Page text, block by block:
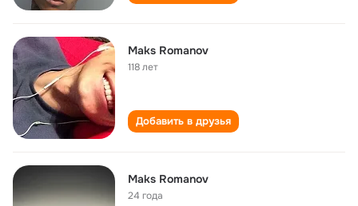
Maks Romanov
118 лет
Добавить в друзья
Maks Romanov
24 года